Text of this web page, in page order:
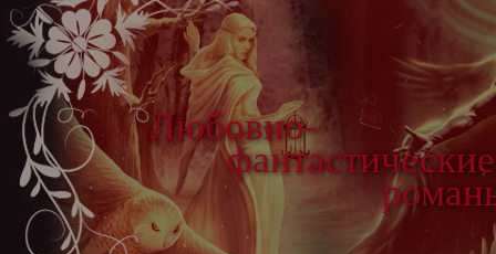
Любовно-
фантастические